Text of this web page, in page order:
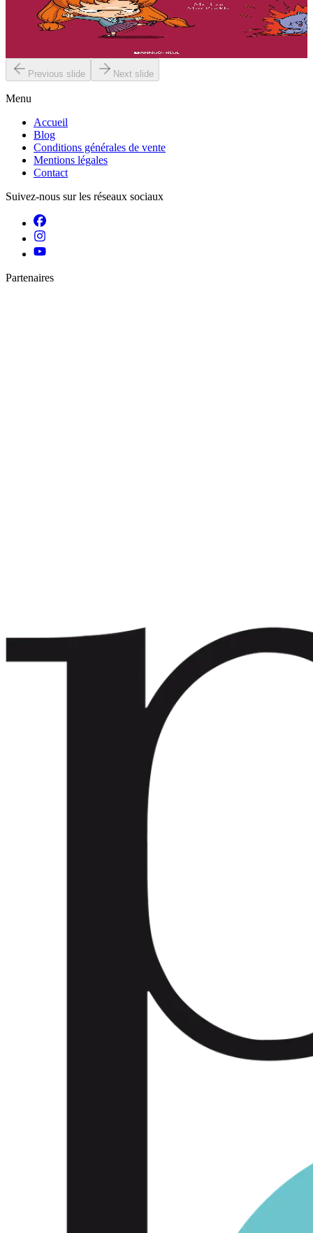
chat, lutter contre Jade et ses copines ou briser le coeur de
Geoffroy... j'ai toujours une idée intéressante !...
Previous slide Next slide
Menu
Accueil
Blog
Conditions générales de vente
Mentions légales
Contact
Suivez-nous sur les réseaux sociaux
Partenaires